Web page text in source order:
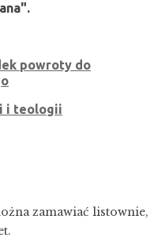
powroty do
i teologii
zamawiać listownie,